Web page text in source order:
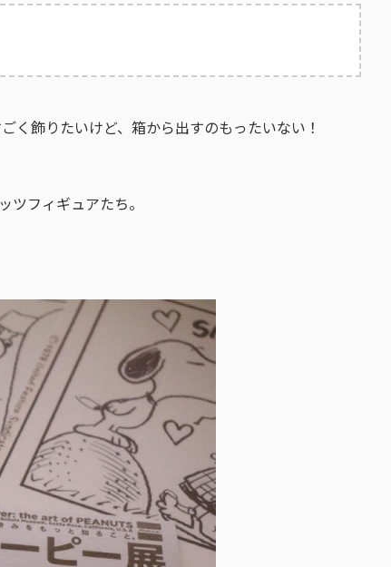
く飾りたいけど、箱から出すのもったいない！
ツフィギュアたち。